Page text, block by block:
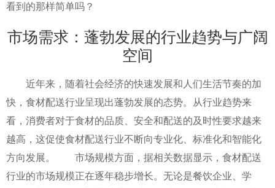
看到的那样简单吗？
市场需求：蓬勃发展的行业趋势与广阔
空间
近年来，随着社会经济的快速发展和人们生活节奏的加
快，食材配送行业呈现出蓬勃发展的态势。从行业趋势来
看，消费者对于食材的品质、安全和配送的及时性要求越来
越高，这促使食材配送行业不断向专业化、标准化和智能化
方向发展。 市场规模方面，据相关数据显示，食材配送
行业的市场规模正在逐年稳步增长。无论是餐饮企业、学